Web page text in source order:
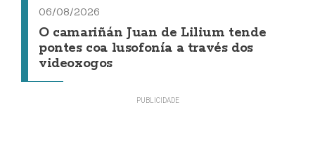
06/08/2026
O camariñán Juan de Lilium tende
pontes coa lusofonía a través dos
videoxogos